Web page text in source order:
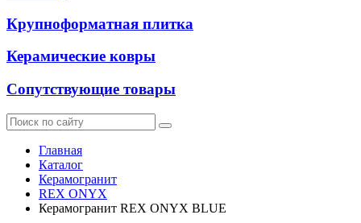
Крупноформатная плитка
Керамические ковры
Сопутствующие товары
Главная
Каталог
Керамогранит
REX ONYX
Керамогранит REX ONYX BLUE